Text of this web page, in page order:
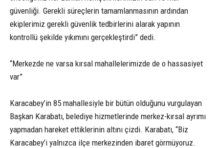
güvenliği. Gerekli süreçlerin tamamlanmasının ardından
ekiplerimiz gerekli güvenlik tedbirlerini alarak yapının
kontrollü şekilde yıkımını gerçekleştirdi” dedi.
“Merkezde ne varsa kırsal mahallelerimizde de o hassasiyet
var”
Karacabey’in 85 mahallesiyle bir bütün olduğunu vurgulayan
Başkan Karabatı, belediye hizmetlerinde merkez-kırsal ayrımı
yapmadan hareket ettiklerinin altını çizdi. Karabatı, “Biz
Karacabey’i yalnızca ilçe merkezinden ibaret görmüyoruz.